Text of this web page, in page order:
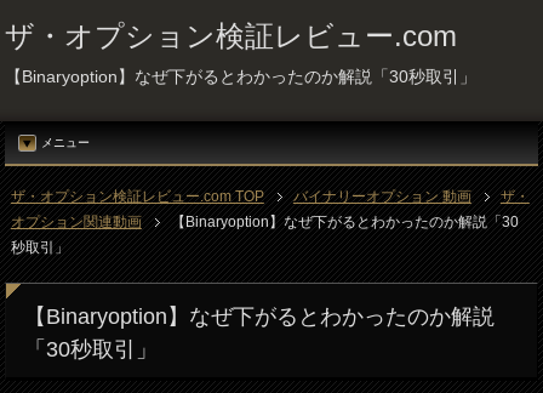
ザ・オプション検証レビュー.com
【Binaryoption】なぜ下がるとわかったのか解説「30秒取引」
メニュー
ザ・オプション検証レビュー.com TOP バイナリーオプション 動画
ザ・
オプション関連動画
【Binaryoption】なぜ下がるとわかったのか解説「30
秒取引」
【Binaryoption】なぜ下がるとわかったのか解説
「30秒取引」